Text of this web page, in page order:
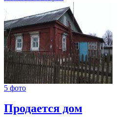
5 фото
Продается дом